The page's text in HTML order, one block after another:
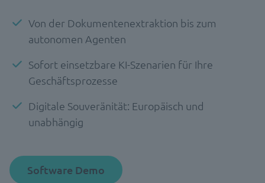
Von der Dokumentenextraktion bis zum
autonomen Agenten
Sofort einsetzbare KI-Szenarien für Ihre
Geschäftsprozesse
Digitale Souveränität: Europäisch und
unabhängig
Software Demo